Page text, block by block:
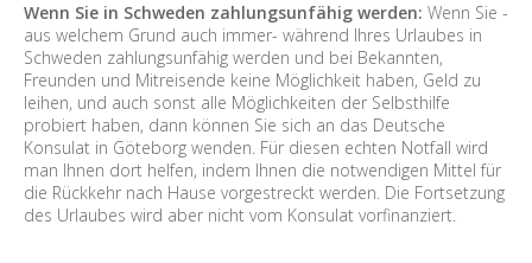
Wenn Sie in Schweden zahlungsunfähig werden: Wenn Sie -
aus welchem Grund auch immer- während Ihres Urlaubes in
Schweden zahlungsunfähig werden und bei Bekannten,
Freunden und Mitreisende keine Möglichkeit haben, Geld zu
leihen, und auch sonst alle Möglichkeiten der Selbsthilfe
probiert haben, dann können Sie sich an das Deutsche
Konsulat in Göteborg wenden. Für diesen echten Notfall wird
man Ihnen dort helfen, indem Ihnen die notwendigen Mittel für
die Rückkehr nach Hause vorgestreckt werden. Die Fortsetzung
des Urlaubes wird aber nicht vom Konsulat vorfinanziert.